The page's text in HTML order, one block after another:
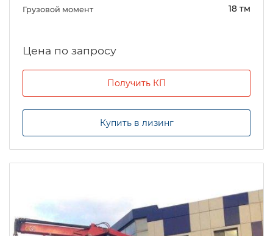
Грузовой момент
18 тм
Цена по запросу
Получить КП
Купить в лизинг